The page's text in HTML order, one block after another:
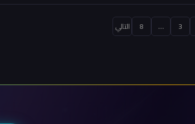
تعدد
3
…
8 التالي